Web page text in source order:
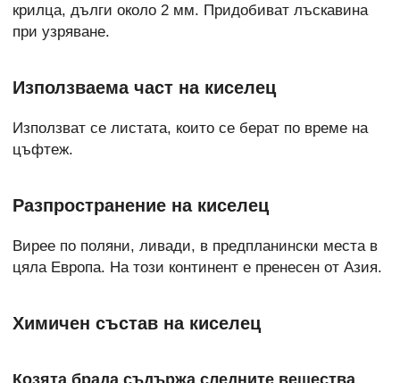
крилца, дълги около 2 мм. Придобиват лъскавина
при узряване.
Използваема част на киселец
Използват се листата, които се берат по време на
цъфтеж.
Разпространение на киселец
Вирее по поляни, ливади, в предпланински места в
цяла Европа. На този континент е пренесен от Азия.
Химичен състав на киселец